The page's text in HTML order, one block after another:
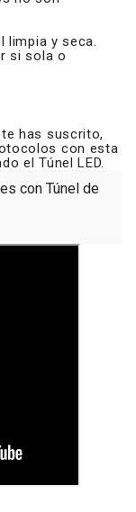
limpia y seca.
si sola o
has suscrito,
con esta
el Túnel LED.
con Túnel de